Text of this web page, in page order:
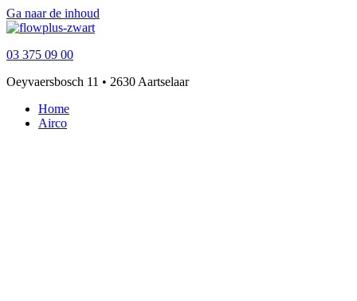
Ga naar de inhoud
03 375 09 00
Oeyvaersbosch 11 • 2630 Aartselaar
Home
Airco